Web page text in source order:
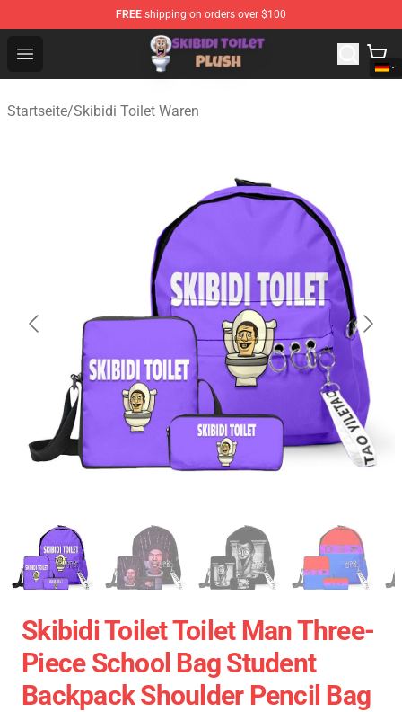
FREE shipping on orders over $100
Open menu
Skibidi Toilet Plush Shop - Official Skibidi Toilet Plush
Startseite/Skibidi Toilet Waren
Skibidi Toilet Toilet Man Three-
Piece School Bag Student
Backpack Shoulder Pencil Bag